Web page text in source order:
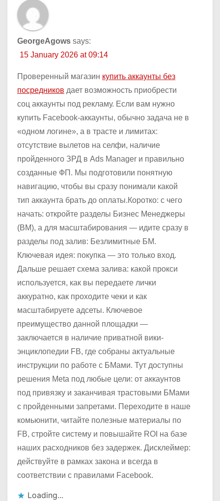
GeorgeAgows says:
15 January 2026 at 09:14
Проверенный магазин купить аккаунты без
посредников дает возможность приобрести
соц аккаунты под рекламу. Если вам нужно
купить Facebook-аккаунты, обычно задача не в
«одном логине», а в трасте и лимитах:
отсутствие вылетов на селфи, наличие
пройденного ЗРД в Ads Manager и правильно
созданные ФП. Мы подготовили понятную
навигацию, чтобы вы сразу понимали какой
тип аккаунта брать до оплаты.Коротко: с чего
начать: откройте разделы Бизнес Менеджеры
(BM), а для масштабирования — идите сразу в
разделы под залив: Безлимитные БМ.
Ключевая идея: покупка — это только вход.
Дальше решает схема залива: какой прокси
используется, как вы передаете лички
аккуратно, как проходите чеки и как
масштабируете адсеты. Ключевое
преимущество данной площадки —
заключается в наличие приватной вики-
энциклопедии FB, где собраны актуальные
инструкции по работе с БМами. Тут доступны
решения Meta под любые цели: от аккаунтов
под привязку и заканчивая трастовыми БМами
с пройденными запретами. Переходите в наше
комьюнити, читайте полезные материалы по
FB, стройте систему и повышайте ROI на базе
наших расходников без задержек. Дисклеймер:
действуйте в рамках закона и всегда в
соответствии с правилами Facebook.
Loading...